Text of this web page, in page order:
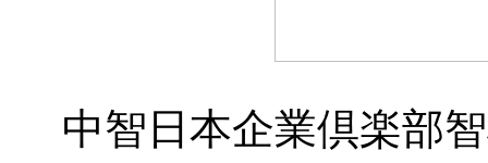
中智日本企業倶楽部